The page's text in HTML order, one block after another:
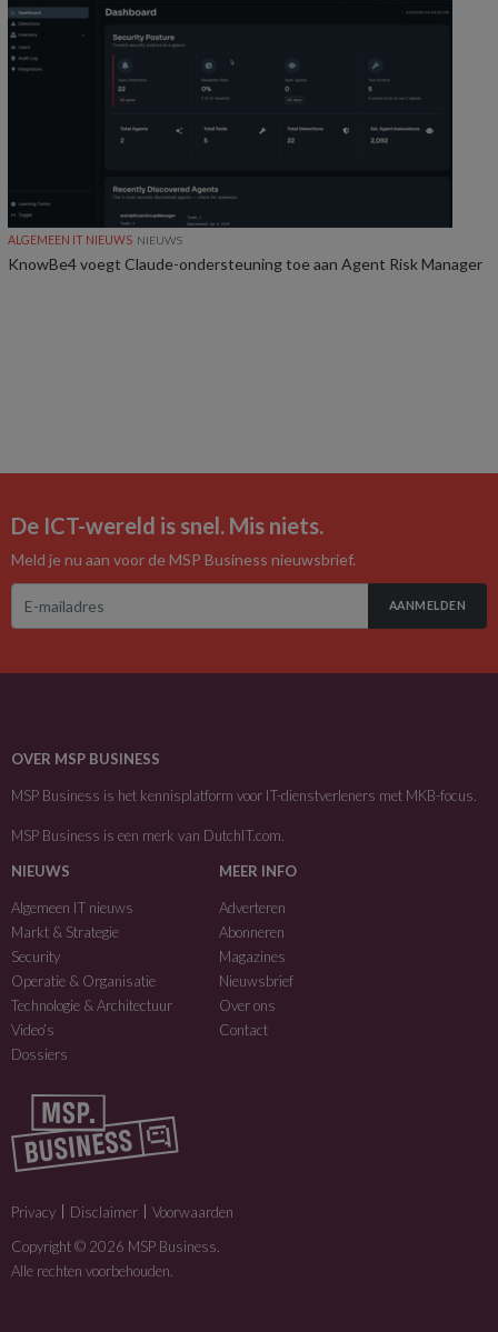
ALGEMEEN IT NIEUWS NIEUWS
KnowBe4 voegt Claude-ondersteuning toe aan Agent Risk Manager
De ICT-wereld is snel. Mis niets.
Meld je nu aan voor de MSP Business nieuwsbrief.
AANMELDEN
OVER MSP BUSINESS
MSP Business is het kennisplatform voor IT-dienstverleners met MKB-focus.
MSP Business is een merk van DutchIT.com.
NIEUWS
Algemeen IT nieuws
Markt & Strategie
Security
Operatie & Organisatie
Technologie & Architectuur
Video’s
Dossiers
MEER INFO
Adverteren
Abonneren
Magazines
Nieuwsbrief
Over ons
Contact
Privacy Disclaimer
Voorwaarden
Copyright © 2026 MSP Business.
Alle rechten voorbehouden.